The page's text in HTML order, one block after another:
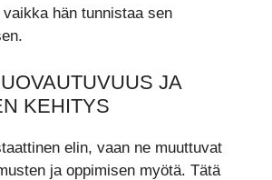
hän tunnistaa sen
JA
KEHITYS
elin, vaan ne muuttuvat
ja oppimisen myötä. Tätä